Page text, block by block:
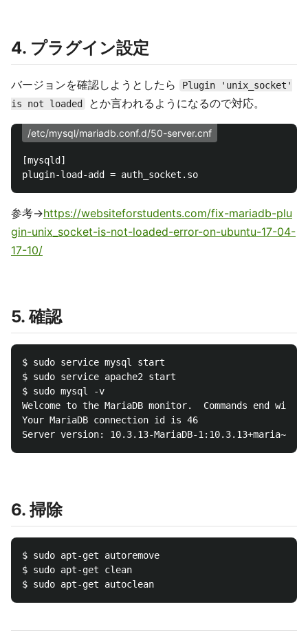
4. プラグイン設定
バージョンを確認しようとしたら
Plugin 'unix_socket'
is not loaded
とか言われるようになるので対応。
/etc/mysql/mariadb.conf.d/50-server.cnf
[mysqld]
参考→https://websiteforstudents.com/fix-mariadb-plu
gin-unix_socket-is-not-loaded-error-on-ubuntu-17-04-
17-10/
5. 確認
$ sudo service mysql start
$ sudo service apache2 start
$ sudo mysql -v
Welcome to the MariaDB monitor.  Commands end
Your MariaDB connection id is 46
6. 掃除
$ sudo apt-get autoremove
$ sudo apt-get clean